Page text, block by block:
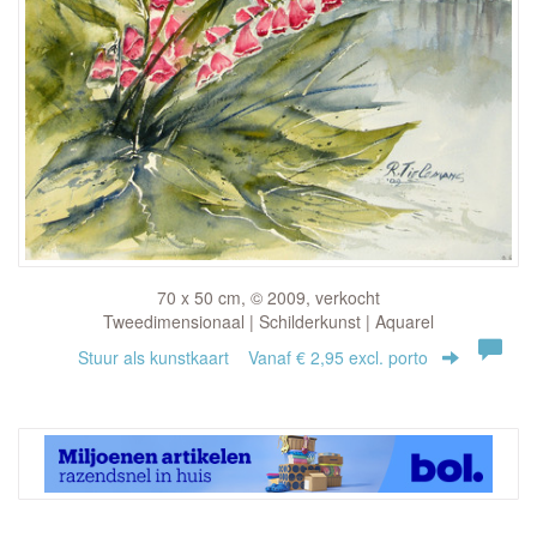
70 x 50 cm, © 2009, verkocht
Tweedimensionaal | Schilderkunst | Aquarel
Stuur als kunstkaart Vanaf € 2,95 excl. porto